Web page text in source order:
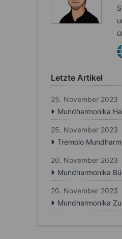
Letzte Artikel
25. November 2023
Mundharmonika
25. November 2023
Tremolo
20. November 2023
Mundharmonika
20. November 2023
Mundharmonika